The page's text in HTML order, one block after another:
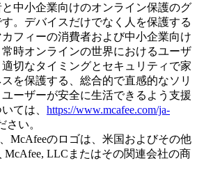
中小企業向けのオンライン保護のグ
。デバイスだけでなく人を保護する
フィーの消費者および中小企業向け
時オンラインの世界におけるユーザ
切なタイミングとセキュリティで家
を保護する、総合的で直感的なソリ
ーザーが安全に生活できるよう支援
ては、 https://www.mcafee.com/ja-
さい。
McAfeeのロゴは、米国およびその他
McAfee, LLCまたはその関連会社の商